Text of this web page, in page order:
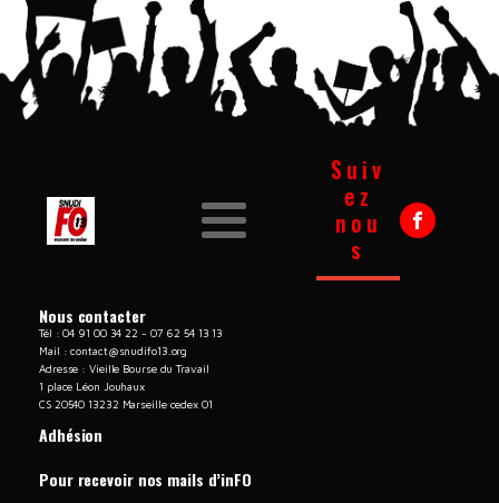
Suiv
ez
nou
s
Nous contacter
Tél : 04 91 00 34 22 - 07 62 54 13 13
Mail :contact@snudifo13.org
Adresse : Vieille Bourse du Travail
1 place Léon Jouhaux
CS 20540 13232 Marseille cedex 01
Adhésion
Pour recevoir nos mails d’inFO